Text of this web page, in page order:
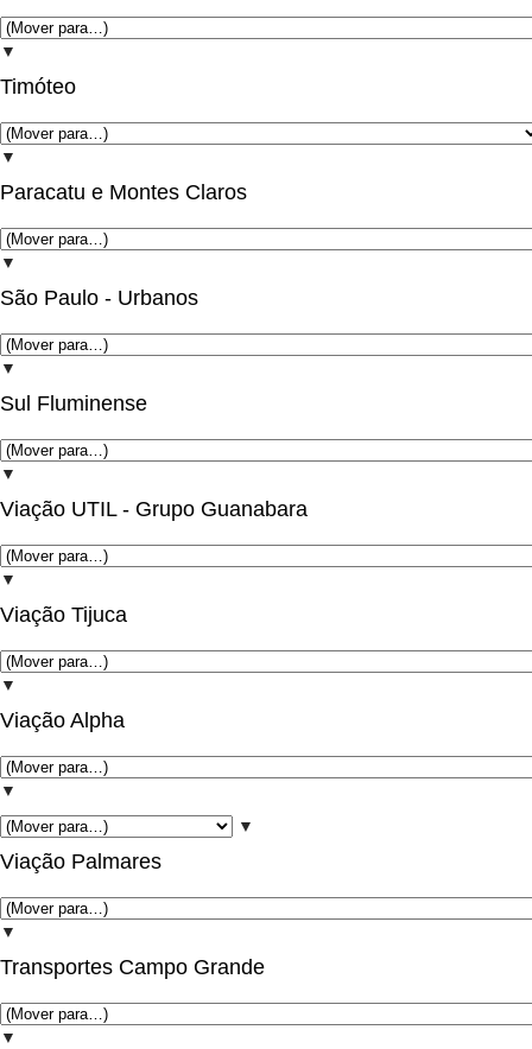
▼
Timóteo
▼
Paracatu e Montes Claros
▼
São Paulo - Urbanos
▼
Sul Fluminense
▼
Viação UTIL - Grupo Guanabara
▼
Viação Tijuca
▼
Viação Alpha
▼
▼
Viação Palmares
▼
Transportes Campo Grande
▼